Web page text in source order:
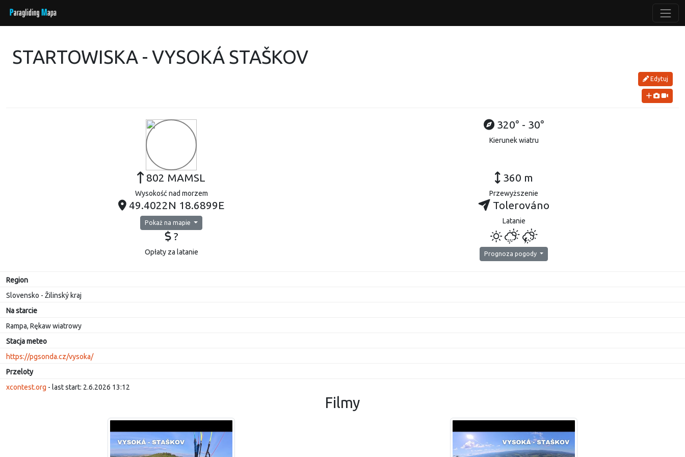
STARTOWISKA - VYSOKÁ STAŠKOV
Edytuj
320° - 30°
Kierunek wiatru
802 MAMSL
Wysokość nad morzem
360 m
Przewyższenie
49.4022N 18.6899E
Pokaż na mapie
Tolerováno
Latanie
?
Opłaty za latanie Prognoza pogody
Region
Slovensko - Žilinský kraj
Na starcie
Rampa, Rękaw wiatrowy
Stacja meteo
https://pgsonda.cz/vysoka/
Przeloty
xcontest.org - last start: 2.6.2026 13:12
Filmy